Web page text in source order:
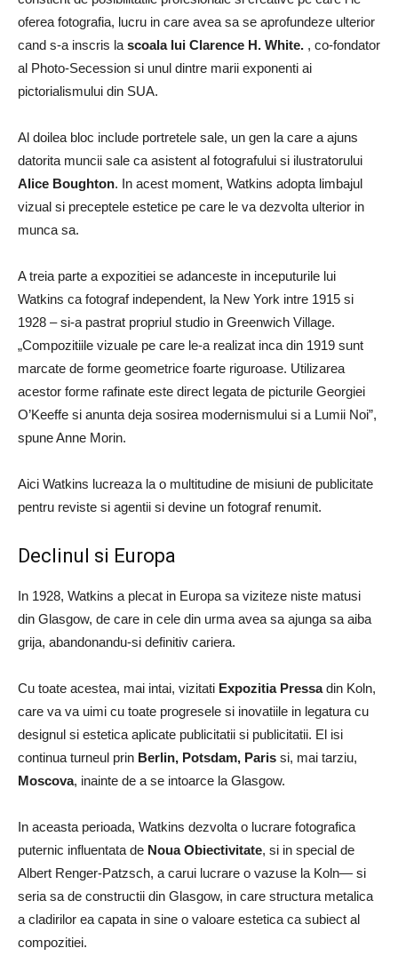
oferea fotografia, lucru in care avea sa se aprofundeze ulterior
cand s-a inscris la scoala lui Clarence H. White. , co-fondator
al Photo-Secession si unul dintre marii exponenti ai
pictorialismului din SUA.
Al doilea bloc include portretele sale, un gen la care a ajuns
datorita muncii sale ca asistent al fotografului si ilustratorului
Alice Boughton. In acest moment, Watkins adopta limbajul
vizual si preceptele estetice pe care le va dezvolta ulterior in
munca sa.
A treia parte a expozitiei se adanceste in inceputurile lui
Watkins ca fotograf independent, la New York intre 1915 si
1928 – si-a pastrat propriul studio in Greenwich Village.
„Compozitiile vizuale pe care le-a realizat inca din 1919 sunt
marcate de forme geometrice foarte riguroase. Utilizarea
acestor forme rafinate este direct legata de picturile Georgiei
O’Keeffe si anunta deja sosirea modernismului si a Lumii Noi”,
spune Anne Morin.
Aici Watkins lucreaza la o multitudine de misiuni de publicitate
pentru reviste si agentii si devine un fotograf renumit.
Declinul si Europa
In 1928, Watkins a plecat in Europa sa viziteze niste matusi
din Glasgow, de care in cele din urma avea sa ajunga sa aiba
grija, abandonandu-si definitiv cariera.
Cu toate acestea, mai intai, vizitati Expozitia Pressadin Koln,
care va va uimi cu toate progresele si inovatiile in legatura cu
designul si estetica aplicate publicitatii si publicitatii. El isi
continua turneul prin Berlin, Potsdam, Paris si, mai tarziu,
Moscova, inainte de a se intoarce la Glasgow.
In aceasta perioada, Watkins dezvolta o lucrare fotografica
puternic influentata de Noua Obiectivitate, si in special de
Albert Renger-Patzsch, a carui lucrare o vazuse la Koln— si
seria sa de constructii din Glasgow, in care structura metalica
a cladirilor ea capata in sine o valoare estetica ca subiect al
compozitiei.